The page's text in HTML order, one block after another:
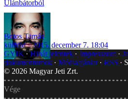
Ulánbátorból
Botos Tamás
külföld
2015. december 7. 18:04
GYIK Hibát jelentek Impresszum
dokumentumok
Médiaajánlat RSS
© 2026 Magyar Jeti Zrt.
Vége